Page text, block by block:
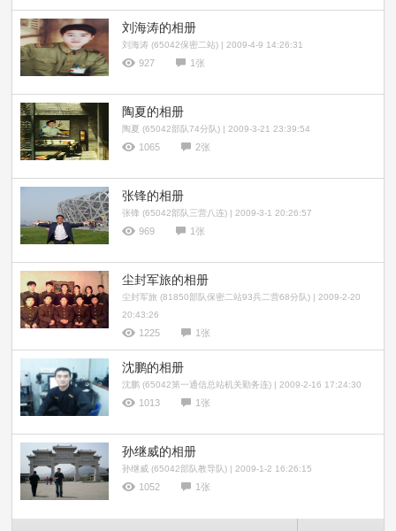
刘海涛的相册
刘海涛 (65042保密二站) | 2009-4-9 14:26:31
927 1张
陶夏的相册
陶夏 (65042部队74分队) | 2009-3-21 23:39:54
1065 2张
张锋的相册
张锋 (65042部队三营八连) | 2009-3-1 20:26:57
969 1张
尘封军旅的相册
尘封军旅 (81850部队保密二站93兵二营68分队) | 2009-2-20
20:43:26
1225 1张
沈鹏的相册
沈鹏 (65042第一通信总站机关勤务连) | 2009-2-16 17:24:30
1013 1张
孙继威的相册
孙继威 (65042部队教导队) | 2009-1-2 16:26:15
1052 1张